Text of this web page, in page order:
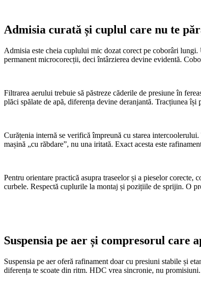
Admisia curată și cuplul care nu te
Admisia este cheia cuplului mic dozat corect pe coborâri
permanent microcorecții, deci întârzierea devine evidentă.
Filtrarea aerului trebuie să păstreze căderile de presiune în
plăci spălate de apă, diferența devine deranjantă. Tracțiunea își
Curățenia internă se verifică împreună cu starea
mașină „cu răbdare”, nu una iritată. Exact acesta este
Pentru orientare practică asupra traseelor și a pieselor corecte,
curbele. Respectă cuplurile la montaj și pozițiile de sprijin. O
Suspensia pe aer și compresorul care
Suspensia pe aer oferă rafinament doar cu presiuni stabile și
diferența te scoate din ritm. HDC vrea sincronie, nu promisiuni.